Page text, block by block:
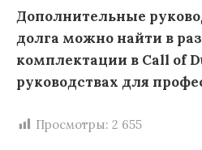
Дополнительные
долга можно найти в
комплектации в Call of
руководствах для
Просмотры: 2 655